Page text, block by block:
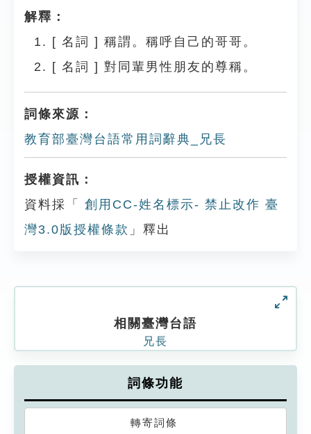
解釋：
[ 名詞 ] 稱謂。稱呼自己的哥哥。
[ 名詞 ] 對同輩男性朋友的尊稱。
詞條來源：
教育部臺灣台語常用詞辭典_兄長
授權資訊：
資料採「
創用CC-姓名標示- 禁止改作 臺
灣3.0版授權條款 」釋出
相關臺灣台語
兄長
詞條功能
轉寄詞條